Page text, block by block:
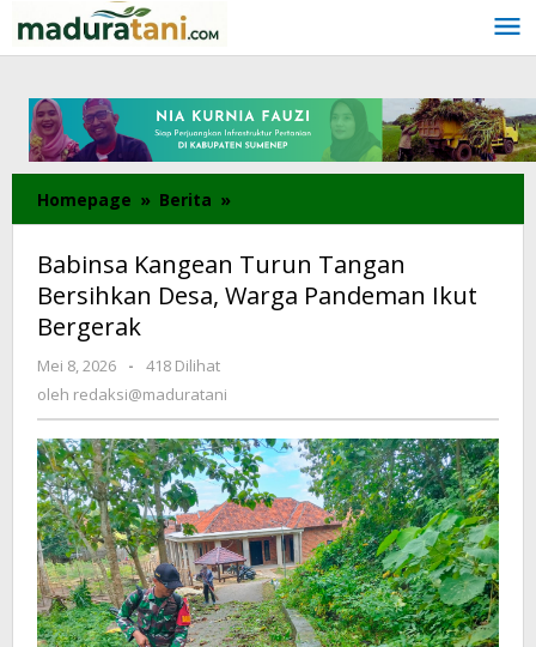
ke
konten
Homepage » Berita »
Kangean
Tangan
Bersihkan
Bergerak
Babinsa Kangean Turun Tangan
Bersihkan Desa, Warga Pandeman Ikut
Bergerak
Mei 8, 2026
oleh
redaksi@maduratani
-
418 Dilihat
oleh redaksi@maduratani